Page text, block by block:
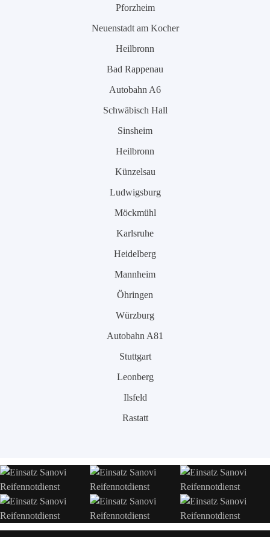
Pforzheim
Neuenstadt am Kocher
Heilbronn
Bad Rappenau
Autobahn A6
Schwäbisch Hall
Sinsheim
Heilbronn
Künzelsau
Ludwigsburg
Möckmühl
Karlsruhe
Heidelberg
Mannheim
Öhringen
Würzburg
Autobahn A81
Stuttgart
Leonberg
Ilsfeld
Rastatt